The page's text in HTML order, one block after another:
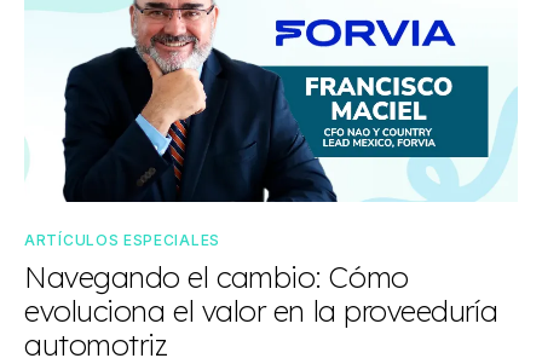
ARTÍCULOS ESPECIALES
Navegando el cambio: Cómo
evoluciona el valor en la proveeduría
automotriz